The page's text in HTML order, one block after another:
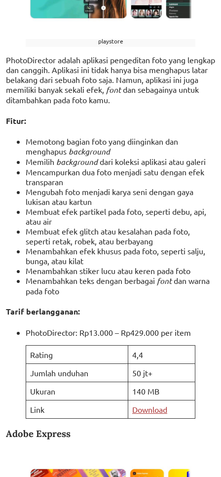
playstore
PhotoDirector adalah aplikasi pengeditan foto yang lengkap
dan canggih. Aplikasi ini tidak hanya bisa menghapus latar
belakang dari sebuah foto saja. Namun, aplikasi ini juga
memiliki banyak sekali efek, fontdan sebagainya untuk
ditambahkan pada foto kamu.
Fitur:
Memotong bagian foto yang diinginkan dan
menghapus background
Memilih backgrounddari koleksi aplikasi atau galeri
Mencampurkan dua foto menjadi satu dengan efek
transparan
Mengubah foto menjadi karya seni dengan gaya
lukisan atau kartun
Membuat efek partikel pada foto, seperti debu, api,
atau air
Membuat efek glitch atau kesalahan pada foto,
seperti retak, robek, atau berbayang
Menambahkan efek khusus pada foto, seperti salju,
bunga, atau kilat
Menambahkan stiker lucu atau keren pada foto
Menambahkan teks dengan berbagai fontdan warna
pada foto
Tarif berlangganan:
PhotoDirector: Rp13.000 – Rp429.000 per item
Rating
4,4
Jumlah unduhan
50 jt+
Ukuran
140 MB
Link
Download
Adobe Express